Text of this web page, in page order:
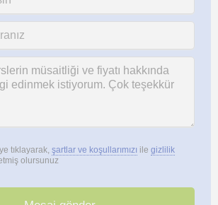
tıklayarak, şartlar ve koşullarımızı ile gizlilik
olursunuz